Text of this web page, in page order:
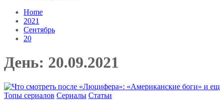
Home
2021
Сентябрь
20
День: 20.09.2021
Топы сериалов Сериалы Статьи